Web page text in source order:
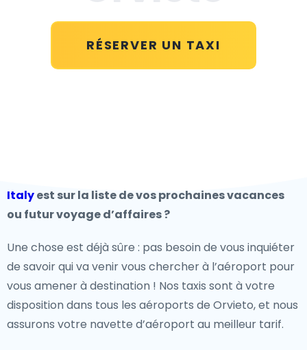
RÉSERVER UN TAXI
Italyest sur la liste de vos prochaines vacances
ou futur voyage d’affaires ?
Une chose est déjà sûre : pas besoin de vous inquiéter
de savoir qui va venir vous chercher à l’aéroport pour
vous amener à destination ! Nos taxis sont à votre
disposition dans tous les aéroports de Orvieto, et nous
assurons votre navette d’aéroport au meilleur tarif.